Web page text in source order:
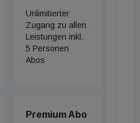
Unlimitierter
Zugang zu allen
Leistungen inkl.
5 Personen
Abos
Premium Abo